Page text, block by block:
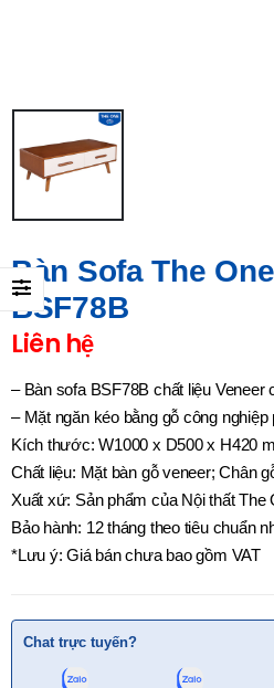
Bàn Sofa The
BSF78B
Liên hệ
– Bàn sofa BSF78B chất liệu Veneer
– Mặt ngăn kéo bằng gỗ công nghiệp
Kích thước: W1000 x D500 x H420
Chất liệu: Mặt bàn gỗ veneer; Chân
Xuất xứ: Sản phẩm của Nội thất The
Bảo hành: 12 tháng theo tiêu chuẩn
*Lưu ý: Giá bán chưa bao gồm VAT
Chat trực tuyến?